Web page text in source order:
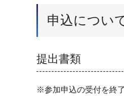
申込につい
提出書類
※参加申込の受付を終了